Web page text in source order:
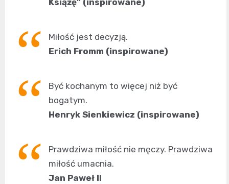
Miłość jest decyzją.
Erich Fromm (inspirowane)
Być kochanym to więcej niż być
bogatym.
Henryk Sienkiewicz (inspirowane)
Prawdziwa miłość nie męczy. Prawdziwa
miłość umacnia.
Jan Paweł II